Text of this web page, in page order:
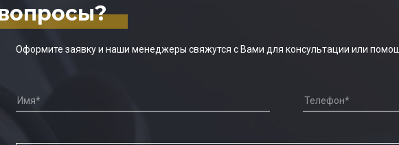
Оформите заявку и наши менеджеры свяжутся с Вами для консультации или